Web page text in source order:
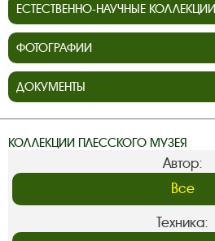
ЕСТЕСТВЕННО-НАУЧНЫЕ КОЛЛЕКЦИИ
ФОТОГРАФИИ
ДОКУМЕНТЫ
КОЛЛЕКЦИИ ПЛЕССКОГО МУЗЕЯ
Автор:
Техника: